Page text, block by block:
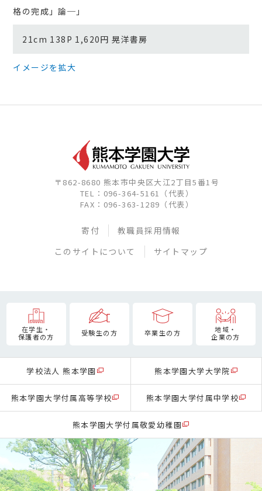
格の完成」論─」
21cm 138P 1,620円 晃洋書房
イメージを拡大
〒862-8680 熊本市中央区大江2丁目5番1号
TEL：096-364-5161（代表）
FAX：096-363-1289（代表）
寄付
教職員採用情報
このサイトについて
サイトマップ
在学生・
保護者の方
受験生の方 卒業生の方
地域・
企業の方
学校法人 熊本学園 熊本学園大学大学院
熊本学園大学付属高等学校 熊本学園大学付属中学校
熊本学園大学付属敬愛幼稚園